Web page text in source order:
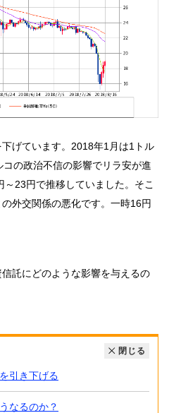
げています。2018年1月は1トル
の政治不信の影響でリラ安が進
23円で推移していました。そこ
外交関係の悪化です。一時16円
信託にどのような影響を与えるの
閉じる
引き下げる
なるのか？